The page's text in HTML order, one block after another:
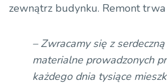
zewnątrz budynku. Remont
– Zwracamy się z
materialne prowadzonych
każdego dnia tysiące